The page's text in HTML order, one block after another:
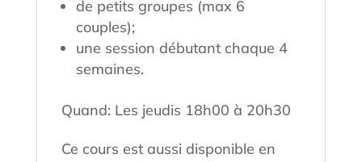
de petits groupes (max 6
couples);
une session débutant chaque 4
semaines.
Quand: Les jeudis 18h00 à 20h30
Ce cours est aussi disponible en